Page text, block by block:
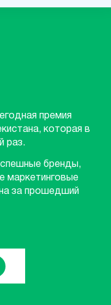
премия
которая в
раз.
бренды,
маркетинговые
за прошедший